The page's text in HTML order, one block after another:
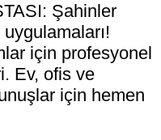
Şahinler
için profesyonel
Ev, ofis ve
için hemen